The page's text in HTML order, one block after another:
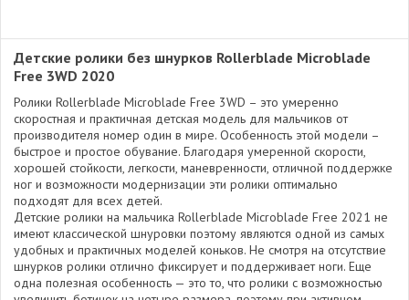
Детские ролики без шнурков Rollerblade Microblade
Free 3WD 2020
Ролики Rollerblade Microblade Free 3WD – это умеренно
скоростная и практичная детская модель для мальчиков от
производителя номер один в мире. Особенность этой модели –
быстрое и простое обувание. Благодаря умеренной скорости,
хорошей стойкости, легкости, маневренности, отличной поддержке
ног и возможности модернизации эти ролики оптимально
подходят для всех детей.
Детские ролики на мальчика Rollerblade Microblade Free 2021 не
имеют классической шнуровки поэтому являются одной из самых
удобных и практичных моделей коньков. Не смотря на отсутствие
шнурков ролики отлично фиксирует и поддерживает ноги. Еще
одна полезная особенность — это то, что ролики с возможностью